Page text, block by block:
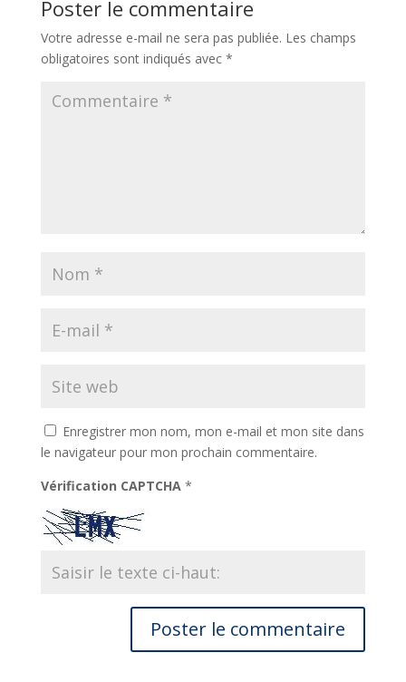
Poster le commentaire
Votre adresse e-mail ne sera pas publiée. Les champs
obligatoires sont indiqués avec *
Enregistrer mon nom, mon e-mail et mon site dans
le navigateur pour mon prochain commentaire.
Vérification CAPTCHA *